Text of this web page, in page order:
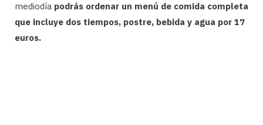
mediodía podrás ordenar un menú de comida completa
que incluye dos tiempos, postre, bebida y agua por 17
euros.